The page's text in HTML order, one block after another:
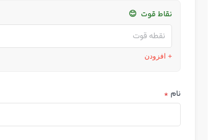
نقاط قوت 😊
+ افزودن
نام *